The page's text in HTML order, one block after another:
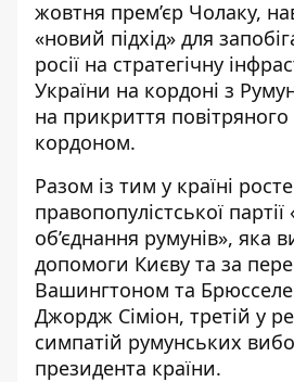
жовтня прем’єр Чолаку,
«новий підхід» для
росії на стратегічну
України на кордоні з
на прикриття
кордоном.
Разом із тим у країні
правопопулістської партії
об’єднання румунів», яка
допомоги Києву та за
Вашингтоном та
Джордж Сіміон, третій у
симпатій румунських
президента країни.